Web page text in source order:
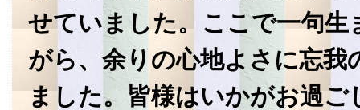
せていました。ここで一句生
がら、余りの心地よさに忘我
ました。皆様はいかがお過